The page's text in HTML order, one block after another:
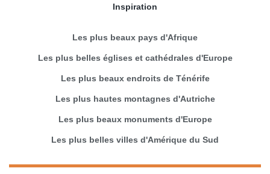
Inspiration
Les plus beaux pays d'Afrique
Les plus belles églises et cathédrales d'Europe
Les plus beaux endroits de Ténérife
Les plus hautes montagnes d'Autriche
Les plus beaux monuments d'Europe
Les plus belles villes d'Amérique du Sud